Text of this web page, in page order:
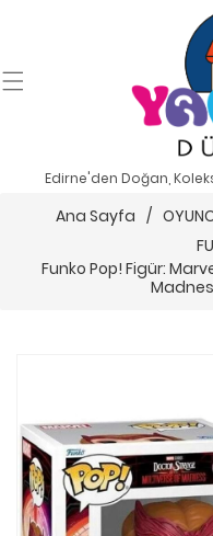
Edirne'den Doğan,
Ana Sayfa /
Funko Pop! Figür: